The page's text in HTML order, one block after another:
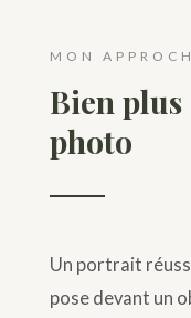
MON
Bien plus
photo
Un portrait
pose devant un